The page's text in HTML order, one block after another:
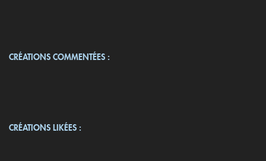
CRÉATIONS COMMENTÉES :
CRÉATIONS LIKÉES :